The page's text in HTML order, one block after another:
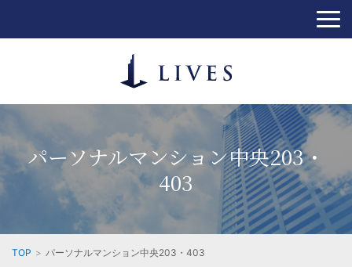
パーソナルマンション中央203・
403
TOP パーソナルマンション中央203・403